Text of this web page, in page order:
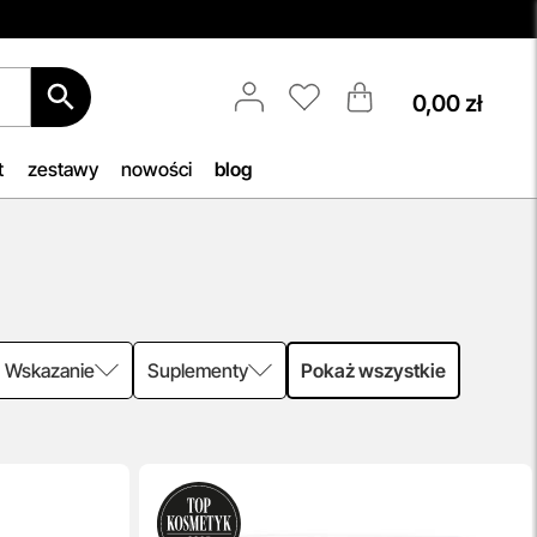
Darmowa Dostawa i Zwrot
błyskawicznej i efektywnej realizacji
zamówień w naszym sklepie. Dzięki
ciągu zaledwie24 godzinod
momentu złożenia.
przeczytaj więcej
0,00 zł
zestawy nowości blog
Wskazanie Suplementy Pokaż wszystkie